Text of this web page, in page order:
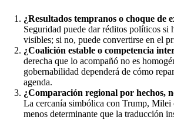
¿Resultados tempranos o choque de
Seguridad puede dar réditos políticos si
visibles; si no, puede convertirse en el
¿Coalición estable o competencia
derecha que lo acompañó no es
gobernabilidad dependerá de cómo
agenda.
¿Comparación regional por hechos,
La cercanía simbólica con Trump, Milei
menos determinante que la traducción